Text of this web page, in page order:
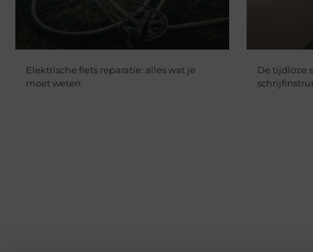
Elektrische fiets reparatie: alles wat je
moet weten
De tijdloze